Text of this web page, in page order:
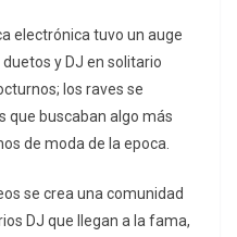
electrónica tuvo un auge
y DJ en solitario
los raves se
que buscaban algo más
de moda de la epoca.
se crea una comunidad
DJ que llegan a la fama,